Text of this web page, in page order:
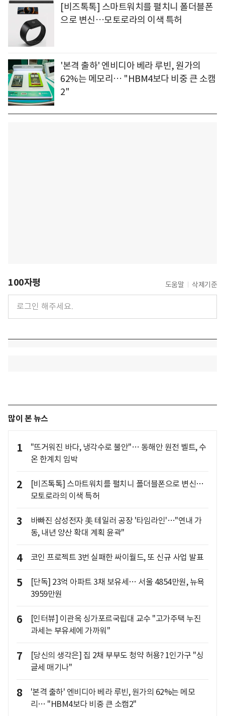
[비즈톡톡] 스마트워치를 펼치니 폴더블폰
으로 변신…모토로라의 이색 특허
'본격 출하' 엔비디아 베라 루빈, 원가의
62%는 메모리… "HBM4보다 비중 큰 소캠
2"
100자평 도움말 삭제기준
많이 본 뉴스
1
"뜨거워진 바다, 냉각수로 불안"… 동해안 원전 벨트, 수
온 한계치 임박
2
[비즈톡톡] 스마트워치를 펼치니 폴더블폰으로 변신…
모토로라의 이색 특허
3
바빠진 삼성전자 美 테일러 공장 '타임라인'…"연내 가
동, 내년 양산 확대 계획 윤곽"
4 코인 프로젝트 3번 실패한 싸이월드, 또 신규 사업 발표
5
[단독] 23억 아파트 3채 보유세… 서울 4854만원, 뉴욕
3959만원
6
[인터뷰] 이관옥 싱가포르국립대 교수 "고가주택 누진
과세는 부유세에 가까워"
7
[당신의 생각은] 집 2채 부부도 청약 허용? 1인가구 "싱
글세 매기나"
8
'본격 출하' 엔비디아 베라 루빈, 원가의 62%는 메모
리… "HBM4보다 비중 큰 소캠2"